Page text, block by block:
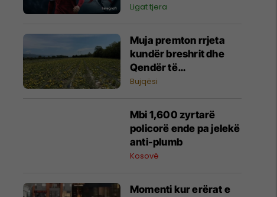
Tirana?
Ligat tjera
Muja premton rrjeta
kundër breshrit dhe
Qendër të
Paralajmërimit të
Bujqësi
Mbi 1,600 zyrtarë
policorë ende pa jelekë
anti-plumb
Kosovë
Momenti kur erërat e